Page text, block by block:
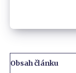
Obsah článku